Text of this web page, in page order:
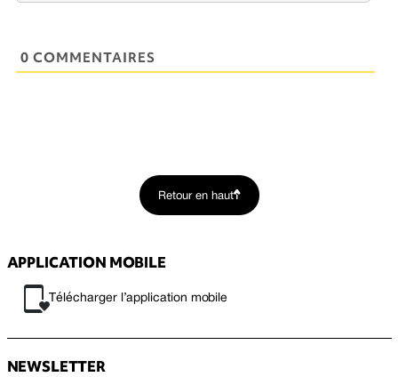
0 COMMENTAIRES
Retour en haut
APPLICATION MOBILE
Télécharger l’application mobile
NEWSLETTER